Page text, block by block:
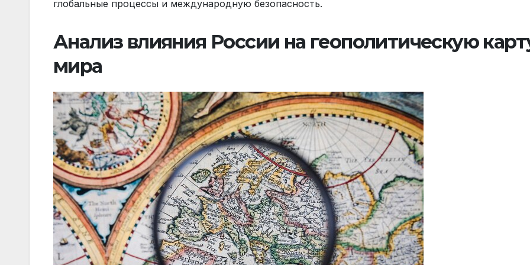
глобальные процессы и международную безопасность.
Анализ влияния России на геополитическую
мира